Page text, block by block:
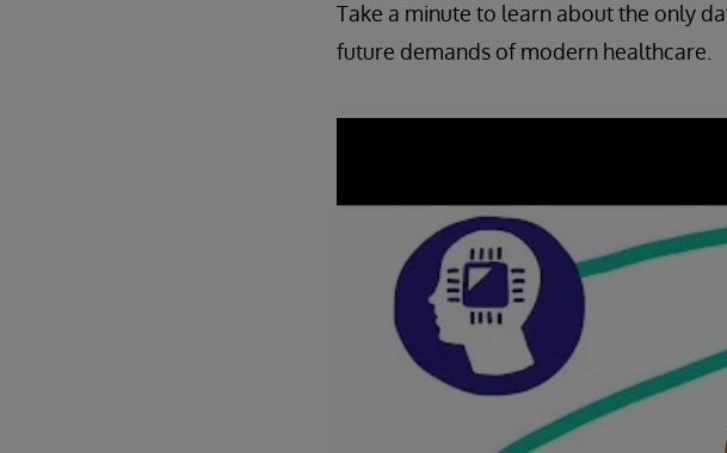
Take a minute to learn about the only
future demands of modern healthcare.